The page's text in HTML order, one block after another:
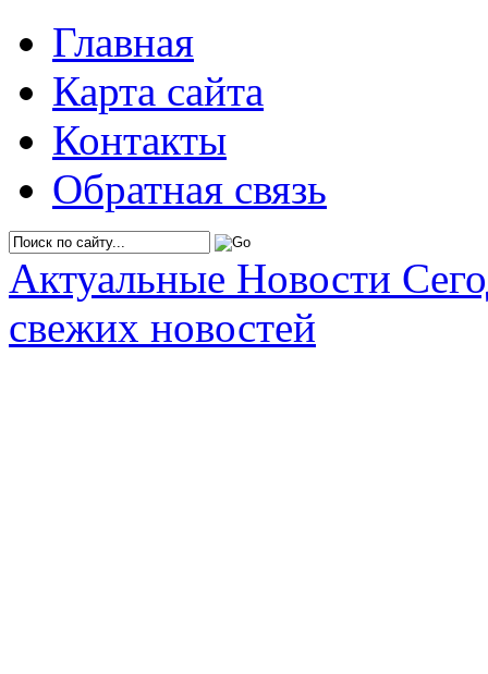
Главная
Карта сайта
Контакты
Обратная связь
Актуальные Новости
свежих новостей